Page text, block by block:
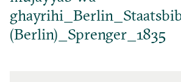
(Berlin)_Sprenger_1835